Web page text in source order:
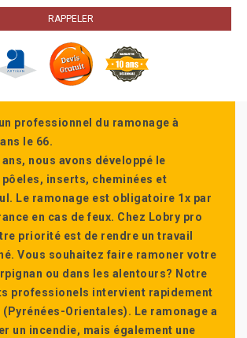
professionnel du ramonage à
le 66.
ans, nous avons développé le
inserts, cheminées et
Le ramonage est obligatoire 1x par
en cas de feux. Chez Lobry pro
priorité est de rendre un travail
Vous souhaitez faire ramoner votre
ou dans les alentours? Notre
professionels intervient rapidement
(Pyrénées-Orientales). Le ramonage a
un incendie, mais également une